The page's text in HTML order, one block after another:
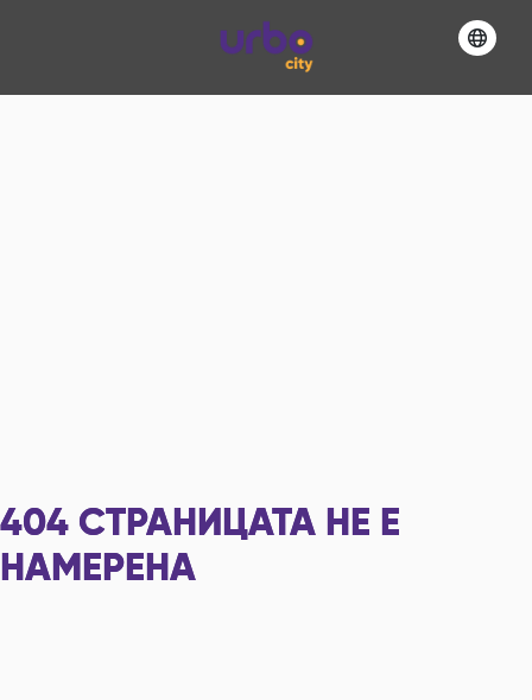
404 СТРАНИЦАТА НЕ Е
НАМЕРЕНА